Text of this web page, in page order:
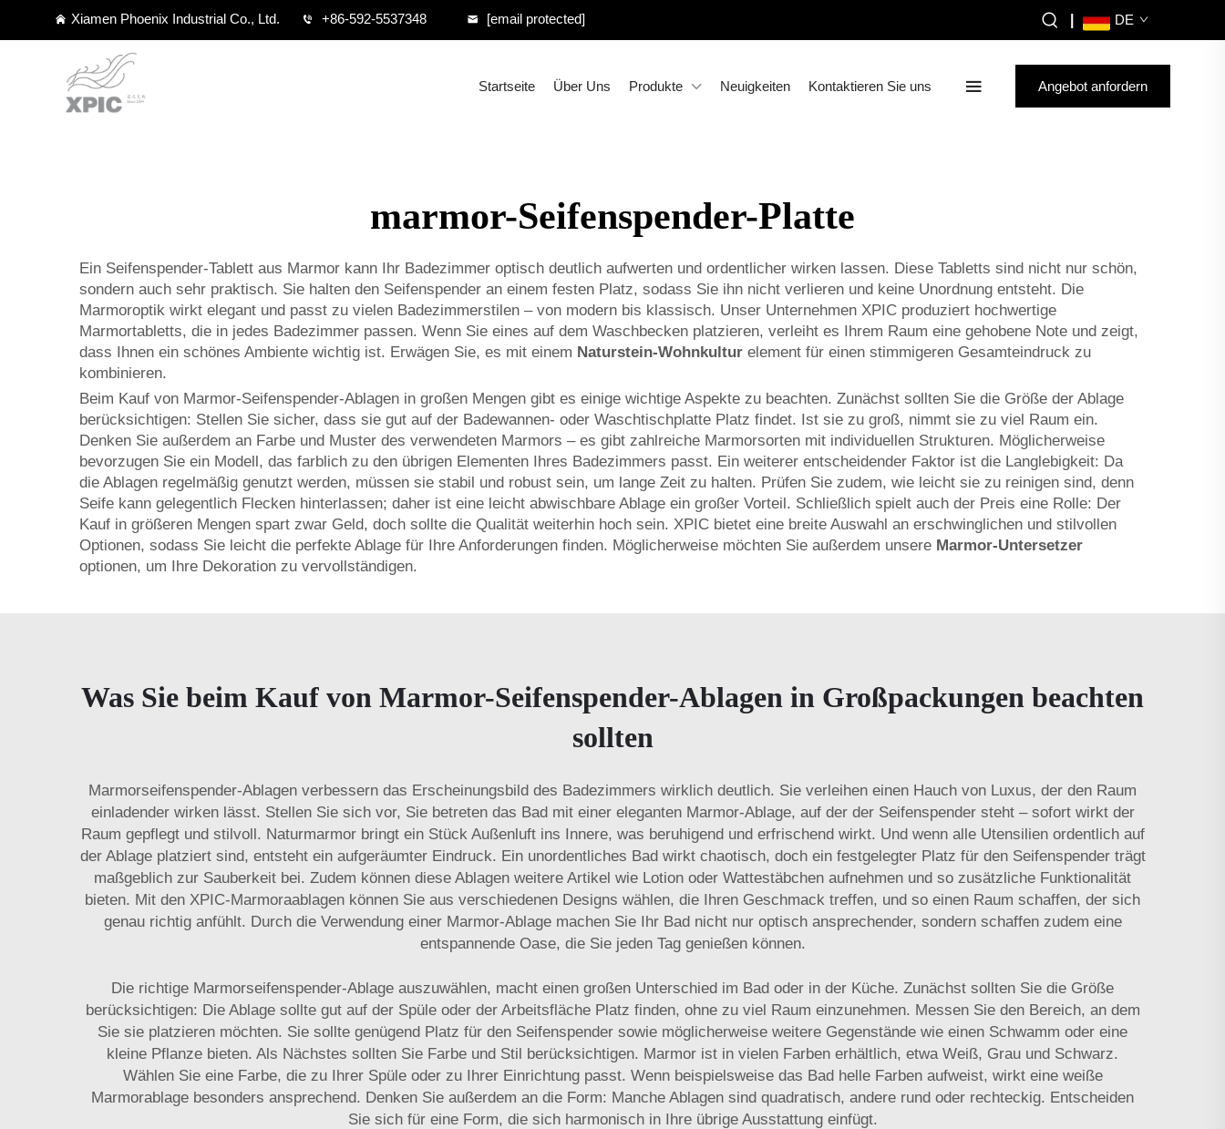
Xiamen Phoenix Industrial Co., Ltd. +86-592-5537348 [email protected] DE
Startseite Über Uns Produkte Neuigkeiten Kontaktieren Sie uns Angebot anfordern
marmor-Seifenspender-Platte
Ein Seifenspender-Tablett aus Marmor kann Ihr Badezimmer optisch deutlich aufwerten und ordentlicher wirken lassen. Diese Tabletts sind nicht nur schön,
sondern auch sehr praktisch. Sie halten den Seifenspender an einem festen Platz, sodass Sie ihn nicht verlieren und keine Unordnung entsteht. Die
Marmoroptik wirkt elegant und passt zu vielen Badezimmerstilen – von modern bis klassisch. Unser Unternehmen XPIC produziert hochwertige
Marmortabletts, die in jedes Badezimmer passen. Wenn Sie eines auf dem Waschbecken platzieren, verleiht es Ihrem Raum eine gehobene Note und zeigt,
dass Ihnen ein schönes Ambiente wichtig ist. Erwägen Sie, es mit einem Naturstein-Wohnkultur element für einen stimmigeren Gesamteindruck zu
kombinieren.
Beim Kauf von Marmor-Seifenspender-Ablagen in großen Mengen gibt es einige wichtige Aspekte zu beachten. Zunächst sollten Sie die Größe der Ablage
berücksichtigen: Stellen Sie sicher, dass sie gut auf der Badewannen- oder Waschtischplatte Platz findet. Ist sie zu groß, nimmt sie zu viel Raum ein.
Denken Sie außerdem an Farbe und Muster des verwendeten Marmors – es gibt zahlreiche Marmorsorten mit individuellen Strukturen. Möglicherweise
bevorzugen Sie ein Modell, das farblich zu den übrigen Elementen Ihres Badezimmers passt. Ein weiterer entscheidender Faktor ist die Langlebigkeit: Da
die Ablagen regelmäßig genutzt werden, müssen sie stabil und robust sein, um lange Zeit zu halten. Prüfen Sie zudem, wie leicht sie zu reinigen sind, denn
Seife kann gelegentlich Flecken hinterlassen; daher ist eine leicht abwischbare Ablage ein großer Vorteil. Schließlich spielt auch der Preis eine Rolle: Der
Kauf in größeren Mengen spart zwar Geld, doch sollte die Qualität weiterhin hoch sein. XPIC bietet eine breite Auswahl an erschwinglichen und stilvollen
Optionen, sodass Sie leicht die perfekte Ablage für Ihre Anforderungen finden. Möglicherweise möchten Sie außerdem unsere Marmor-Untersetzer
optionen, um Ihre Dekoration zu vervollständigen.
Was Sie beim Kauf von Marmor-Seifenspender-Ablagen in Großpackungen beachten
sollten
Marmorseifenspender-Ablagen verbessern das Erscheinungsbild des Badezimmers wirklich deutlich. Sie verleihen einen Hauch von Luxus, der den Raum
einladender wirken lässt. Stellen Sie sich vor, Sie betreten das Bad mit einer eleganten Marmor-Ablage, auf der der Seifenspender steht – sofort wirkt der
Raum gepflegt und stilvoll. Naturmarmor bringt ein Stück Außenluft ins Innere, was beruhigend und erfrischend wirkt. Und wenn alle Utensilien ordentlich auf
der Ablage platziert sind, entsteht ein aufgeräumter Eindruck. Ein unordentliches Bad wirkt chaotisch, doch ein festgelegter Platz für den Seifenspender trägt
maßgeblich zur Sauberkeit bei. Zudem können diese Ablagen weitere Artikel wie Lotion oder Wattestäbchen aufnehmen und so zusätzliche Funktionalität
bieten. Mit den XPIC-Marmoraablagen können Sie aus verschiedenen Designs wählen, die Ihren Geschmack treffen, und so einen Raum schaffen, der sich
genau richtig anfühlt. Durch die Verwendung einer Marmor-Ablage machen Sie Ihr Bad nicht nur optisch ansprechender, sondern schaffen zudem eine
entspannende Oase, die Sie jeden Tag genießen können.
Die richtige Marmorseifenspender-Ablage auszuwählen, macht einen großen Unterschied im Bad oder in der Küche. Zunächst sollten Sie die Größe
berücksichtigen: Die Ablage sollte gut auf der Spüle oder der Arbeitsfläche Platz finden, ohne zu viel Raum einzunehmen. Messen Sie den Bereich, an dem
Sie sie platzieren möchten. Sie sollte genügend Platz für den Seifenspender sowie möglicherweise weitere Gegenstände wie einen Schwamm oder eine
kleine Pflanze bieten. Als Nächstes sollten Sie Farbe und Stil berücksichtigen. Marmor ist in vielen Farben erhältlich, etwa Weiß, Grau und Schwarz.
Wählen Sie eine Farbe, die zu Ihrer Spüle oder zu Ihrer Einrichtung passt. Wenn beispielsweise das Bad helle Farben aufweist, wirkt eine weiße
Marmorablage besonders ansprechend. Denken Sie außerdem an die Form: Manche Ablagen sind quadratisch, andere rund oder rechteckig. Entscheiden
Sie sich für eine Form, die sich harmonisch in Ihre übrige Ausstattung einfügt.